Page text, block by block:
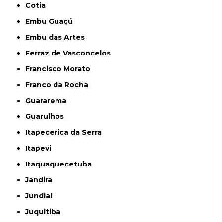
Cotia
Embu Guaçú
Embu das Artes
Ferraz de Vasconcelos
Francisco Morato
Franco da Rocha
Guararema
Guarulhos
Itapecerica da Serra
Itapevi
Itaquaquecetuba
Jandira
Jundiaí
Juquitiba